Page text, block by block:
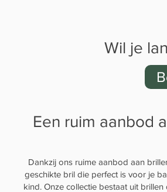
Wil je
Een ruim aanbod
Dankzij ons ruime aanbod aan
geschikte bril die perfect is voor je
kind. Onze collectie bestaat uit